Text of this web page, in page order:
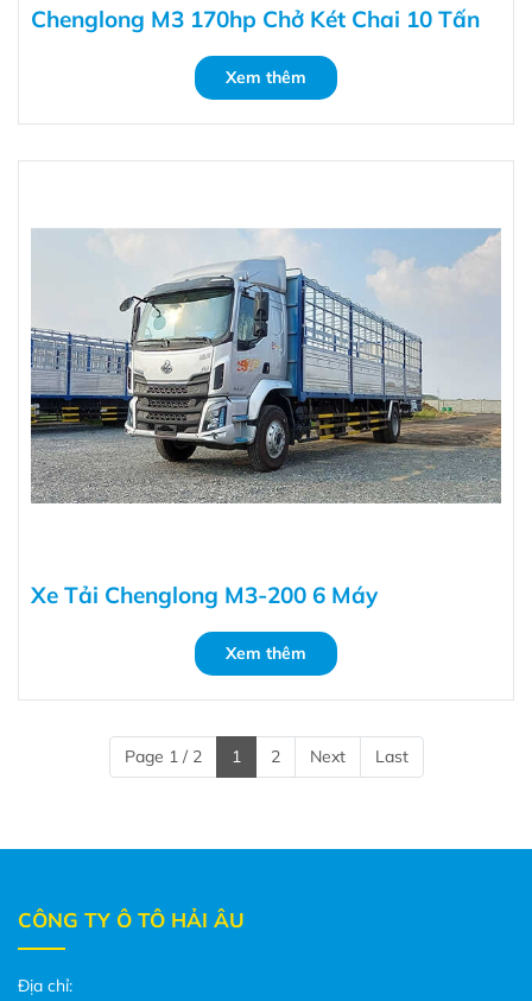
Chenglong M3 170hp Chở Két Chai 10 Tấn
Xem thêm
Xe Tải Chenglong M3-200 6 Máy
Xem thêm
Page 1 / 2 1 2 Next Last
CÔNG TY Ô TÔ HẢI ÂU
Địa chỉ: